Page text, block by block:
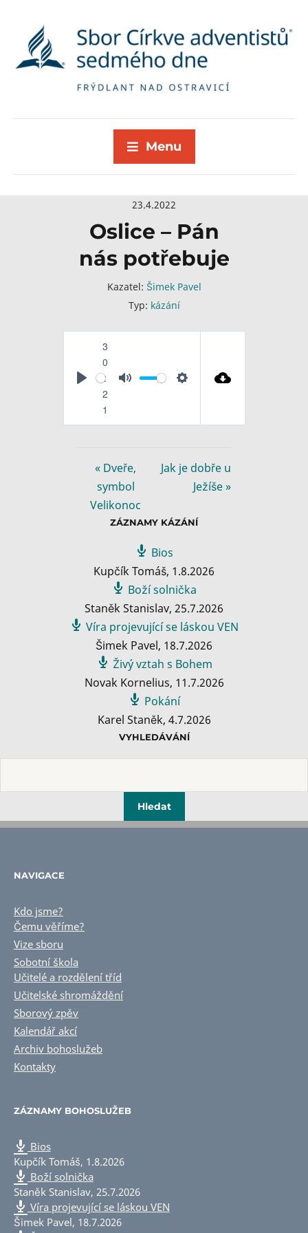
Menu
23.4.2022
Oslice – Pán
nás potřebuje
Kazatel: Šimek Pavel
Typ: kázání
P
3
0
:
2
1
M
S
n
« Dveře,
symbol
Velikonoc
Jak je dobře u
Ježíše »
ZÁZNAMY KÁZÁNÍ
Bios
Kupčík Tomáš, 1.8.2026
Boží solnička
Staněk Stanislav, 25.7.2026
Víra projevující se láskou VEN
Šimek Pavel, 18.7.2026
Živý vztah s Bohem
Novak Kornelius, 11.7.2026
Pokání
Karel Staněk, 4.7.2026
VYHLEDÁVÁNÍ
NAVIGACE
Kdo jsme?
Čemu věříme?
Vize sboru
Sobotní škola
Učitelé a rozdělení tříd
Učitelské shromáždění
Sborový zpěv
Kalendář akcí
Archiv bohoslužeb
Kontakty
ZÁZNAMY BOHOSLUŽEB
Bios
Kupčík Tomáš, 1.8.2026
Boží solnička
Staněk Stanislav, 25.7.2026
Víra projevující se láskou VEN
Šimek Pavel, 18.7.2026